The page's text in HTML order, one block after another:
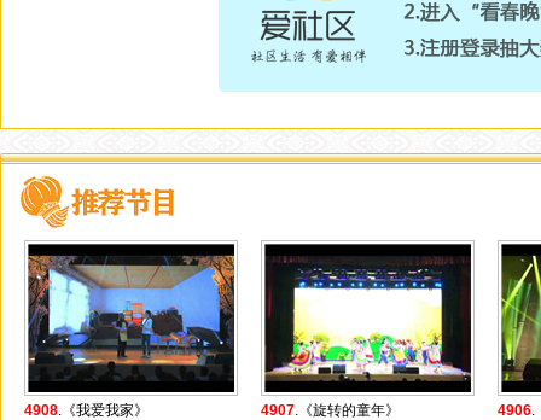
4908.《我爱我家》
4907.《旋转的童年》
4906.